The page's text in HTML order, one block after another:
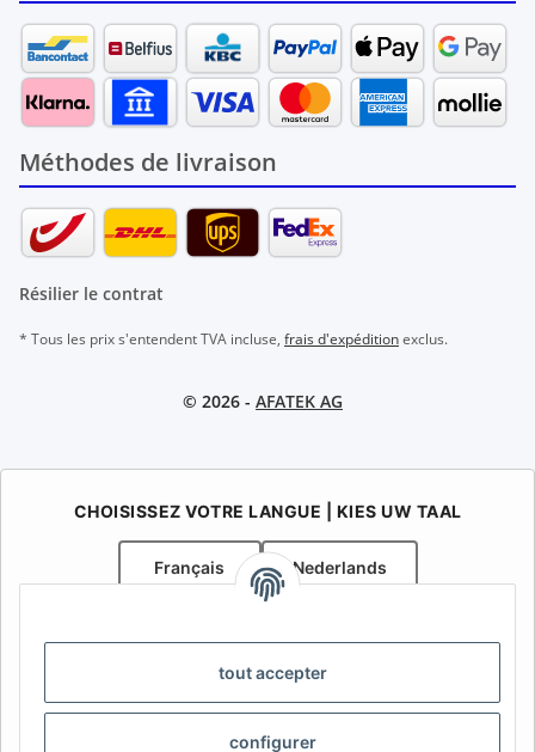
tout accepter
configurer
Méthodes de livraison
Résilier le contrat
* Tous les prix s'entendent TVA incluse, frais d'expéditionexclus.
© 2026 - AFATEK AG
CHOISISSEZ VOTRE LANGUE | KIES UW TAAL
Français Nederlands
specialist in onderdelen voor aanhangwagens
Contact:info@afatek.com